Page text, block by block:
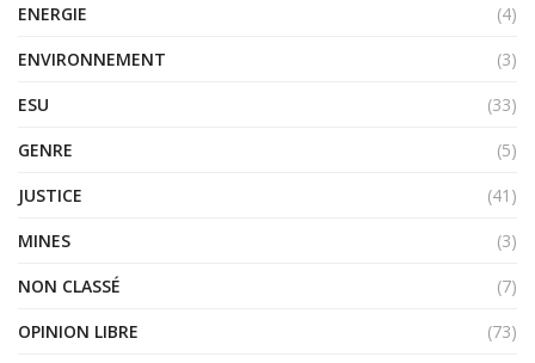
ENERGIE
(4)
ENVIRONNEMENT
(3)
ESU
(33)
GENRE
(5)
JUSTICE
(41)
MINES
(3)
NON CLASSÉ
(7)
OPINION LIBRE
(73)